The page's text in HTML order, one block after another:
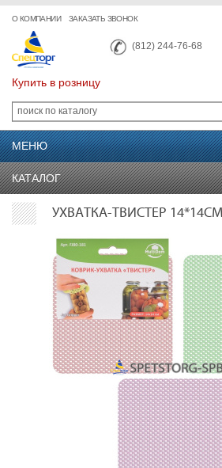
О КОМПАНИИ ЗАКАЗАТЬ ЗВОНОК
(812) 244-76-68
Купить в розницу
МЕНЮ
КАТАЛОГ
УХВАТКА-ТВИСТЕР 14*14СМ